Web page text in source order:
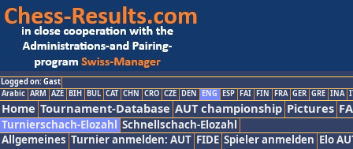
Logged on: Gast
Arabic ARM AZE BIH BUL CAT CHN CRO CZE DEN ENG ESP FAI FIN FRA GER GRE INA
Home Tournament-Database AUT championship Pictures
Turnierschach-Elozahl Schnellschach-Elozahl
Allgemeines Turnier anmelden: AUT FIDE Spieler anmelden Elo